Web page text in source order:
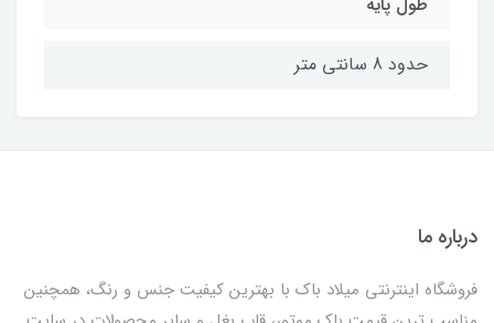
حدود 8 سانتی متر
درباره ما
فروشگاه اینترنتی میلاد باک با بهترین کیفیت جنس و رنگ، همچنین